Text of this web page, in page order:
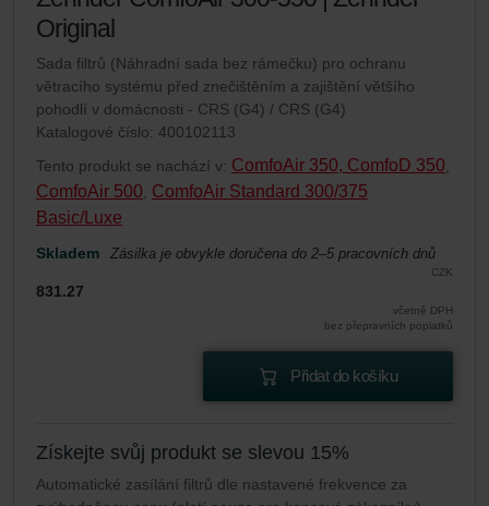
Original
Sada filtrů (Náhradní sada bez rámečku) pro ochranu
větracího systému před znečištěním a zajištění většího
pohodlí v domácnosti - CRS (G4) / CRS (G4)
Katalogové číslo: 400102113
Tento produkt se nachází v: ComfoAir 350, ComfoD 350
ComfoAir 500 ComfoAir Standard 300/375
Basic/Luxe
Skladem Zásilka je obvykle doručena do 2–5 pracovních dnů
CZK
831.27
včetně DPH
bez přepravních poplatků
Přidat do košíku
Získejte svůj produkt se slevou 15%
Automatické zasílání filtrů dle nastavené frekvence za